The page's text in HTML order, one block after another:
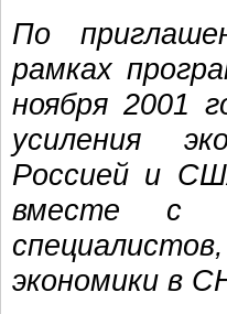
По
рамках
ноября 2001
усиления
Россией и
вместе с
экономики в